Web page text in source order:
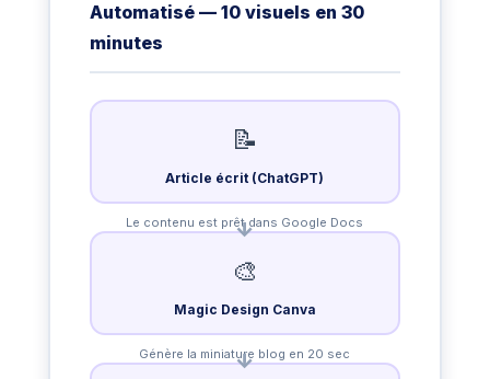
Automatisé — 10 visuels en 30
minutes
📝
Article écrit (ChatGPT)
Le contenu est prêt dans Google Docs
🎨
Magic Design Canva
Génère la miniature blog en 20 sec